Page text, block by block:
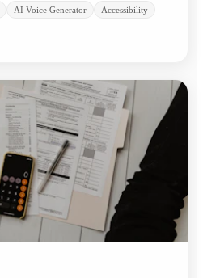
AI Voice Generator Accessibility